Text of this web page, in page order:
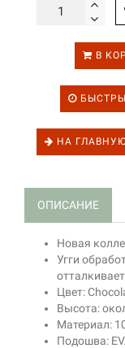
В
НА
ОПИСАНИЕ
Новая
Угги
Цвет:
Высота:
Материал:
Подошва: